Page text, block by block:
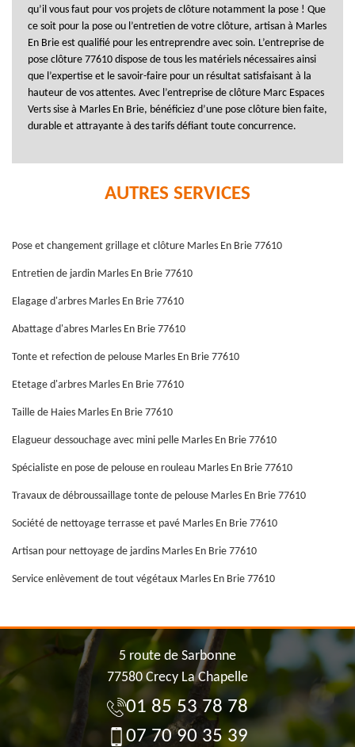
qu’il vous faut pour vos projets de clôture notamment la pose ! Que
ce soit pour la pose ou l’entretien de votre clôture, artisan à Marles
En Brie est qualifié pour les entreprendre avec soin. L’entreprise de
pose clôture 77610 dispose de tous les matériels nécessaires ainsi
que l’expertise et le savoir-faire pour un résultat satisfaisant à la
hauteur de vos attentes. Avec l’entreprise de clôture Marc Espaces
Verts sise à Marles En Brie, bénéficiez d’une pose clôture bien faite,
durable et attrayante à des tarifs défiant toute concurrence.
AUTRES SERVICES
Pose et changement grillage et clôture Marles En Brie 77610
Entretien de jardin Marles En Brie 77610
Elagage d'arbres Marles En Brie 77610
Abattage d'abres Marles En Brie 77610
Tonte et refection de pelouse Marles En Brie 77610
Etetage d'arbres Marles En Brie 77610
Taille de Haies Marles En Brie 77610
Elagueur dessouchage avec mini pelle Marles En Brie 77610
Spécialiste en pose de pelouse en rouleau Marles En Brie 77610
Travaux de débroussaillage tonte de pelouse Marles En Brie 77610
Société de nettoyage terrasse et pavé Marles En Brie 77610
Artisan pour nettoyage de jardins Marles En Brie 77610
Service enlèvement de tout végétaux Marles En Brie 77610
5 route de Sarbonne
77580 Crecy La Chapelle
01 85 53 78 78
07 70 90 35 39